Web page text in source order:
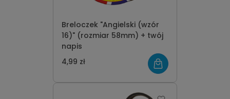
Breloczek "Angielski (wzór
16)" (rozmiar 58mm) + twój
napis
4,99 zł